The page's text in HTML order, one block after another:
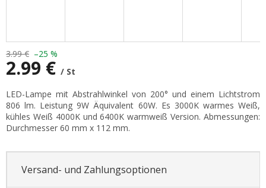
3.99 € –25 %
2.99 € / St
LED-Lampe mit Abstrahlwinkel von 200° und einem Lichtstrom
806 lm. Leistung 9W Äquivalent 60W. Es 3000K warmes Weiß,
kühles Weiß 4000K und 6400K warmweiß Version. Abmessungen:
Durchmesser 60 mm x 112 mm.
Versand- und Zahlungsoptionen